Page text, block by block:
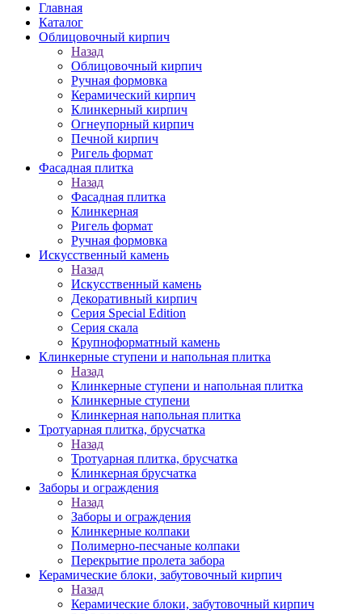
Главная
Каталог
Облицовочный кирпич
Назад
Облицовочный кирпич
Ручная формовка
Керамический кирпич
Клинкерный кирпич
Огнеупорный кирпич
Печной кирпич
Ригель формат
Фасадная плитка
Назад
Фасадная плитка
Клинкерная
Ригель формат
Ручная формовка
Искусственный камень
Назад
Искусственный камень
Декоративный кирпич
Серия Special Edition
Серия скала
Крупноформатный камень
Клинкерные ступени и напольная плитка
Назад
Клинкерные ступени и напольная плитка
Клинкерные ступени
Клинкерная напольная плитка
Тротуарная плитка, брусчатка
Назад
Тротуарная плитка, брусчатка
Клинкерная брусчатка
Заборы и ограждения
Назад
Заборы и ограждения
Клинкерные колпаки
Полимерно-песчаные колпаки
Перекрытие пролета забора
Керамические блоки, забутовочный кирпич
Назад
Керамические блоки, забутовочный кирпич